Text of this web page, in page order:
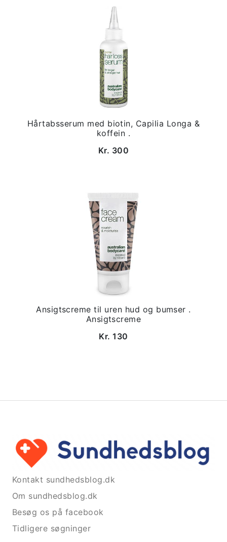
Hårtabsserum med biotin, Capilia Longa &
koffein .
Kr. 300
Ansigtscreme til uren hud og bumser .
Ansigtscreme
Kr. 130
Kontakt sundhedsblog.dk
Om sundhedsblog.dk
Besøg os på facebook
Tidligere søgninger